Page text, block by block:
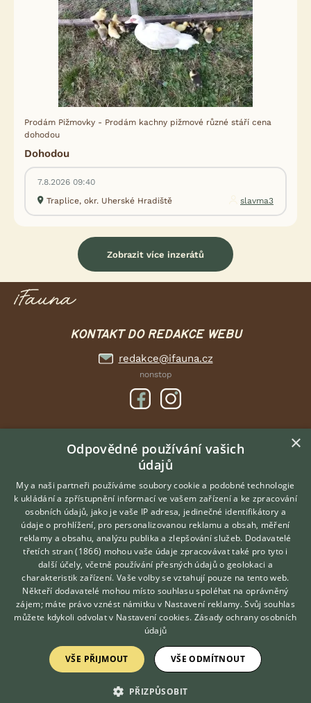
Prodám Pižmovky - Prodám kachny pižmové různé stáří cena
dohodou
Dohodou
7.8.2026 09:40
Traplice, okr. Uherské Hradiště
slavma3
Zobrazit více inzerátů
KONTAKT DO REDAKCE WEBU
redakce@ifauna.cz
nonstop
DOMOVSKÁ STRÁNKA
INZERCE
DISKUSE
ČLÁNKY
O nás
Kontakt
Možnosti zvýraznění inzerátů
Podmínky užití
Zpracování osobních údajů
Přihlášení
Registrace
Hledáte zvířecího kamaráda?
Zdarma vám poradí
VETERINÁŘ ONLINE
KONZULTOVAT S
VETERINÁŘEM
×
Odpovědné používání vašich
údajů
My a naši partneři používáme soubory cookie a podobné technologie
k ukládání a zpřístupnění informací ve vašem zařízení a ke zpracování
osobních údajů, jako je vaše IP adresa, jedinečné identifikátory a
údaje o prohlížení, pro personalizovanou reklamu a obsah, měření
reklamy a obsahu, analýzu publika a zlepšování služeb. Dodavatelé
třetích stran (1866) mohou vaše údaje zpracovávat také pro tyto i
další účely, včetně používání přesných údajů o geolokaci a
charakteristik zařízení. Vaše volby se vztahují pouze na tento web.
Někteří dodavatelé mohou místo souhlasu spoléhat na oprávněný
zájem; máte právo vznést námitku v Nastavení reklamy. Svůj souhlas
můžete kdykoli odvolat v Nastavení cookies. Zásady ochrany osobních
údajů
VŠE PŘIJMOUT VŠE ODMÍTNOUT
PŘIZPŮSOBIT